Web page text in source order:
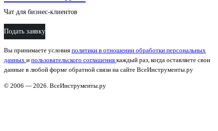
Чат для бизнес-клиентов
Подать заявку
Вы принимаете условия политики в отношении обработки персональных
данных и пользовательского соглашения каждый раз, когда оставляете свои
данные в любой форме обратной связи на сайте ВсеИнструменты.ру
© 2006 — 2026. ВсеИнструменты.ру